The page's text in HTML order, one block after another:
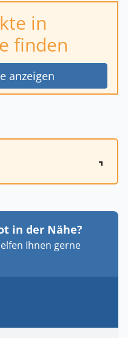
in
finden
anzeigen
in der Nähe?
Ihnen gerne